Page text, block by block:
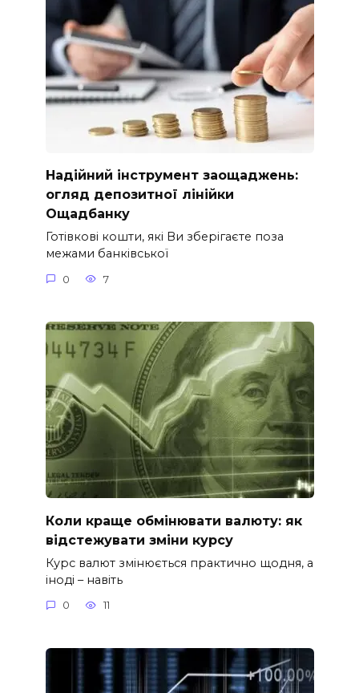
Надійний інструмент заощаджень:
огляд депозитної лінійки
Ощадбанку
Готівкові кошти, які Ви зберігаєте поза
межами банківської
0 7
Коли краще обмінювати валюту: як
відстежувати зміни курсу
Курс валют змінюється практично щодня, а
іноді – навіть
0 11